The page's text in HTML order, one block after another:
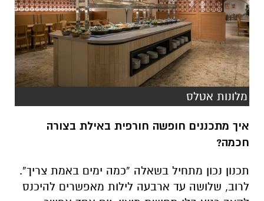
מלונות אטלס
איך מתכננים חופשה חורפית באילת בצורה
חכמה?
תכנון נכון מתחיל בשאלה “כמה ימים באמת צריך”.
לרוב, שלושה עד ארבעה לילות מאפשרים להיכנס